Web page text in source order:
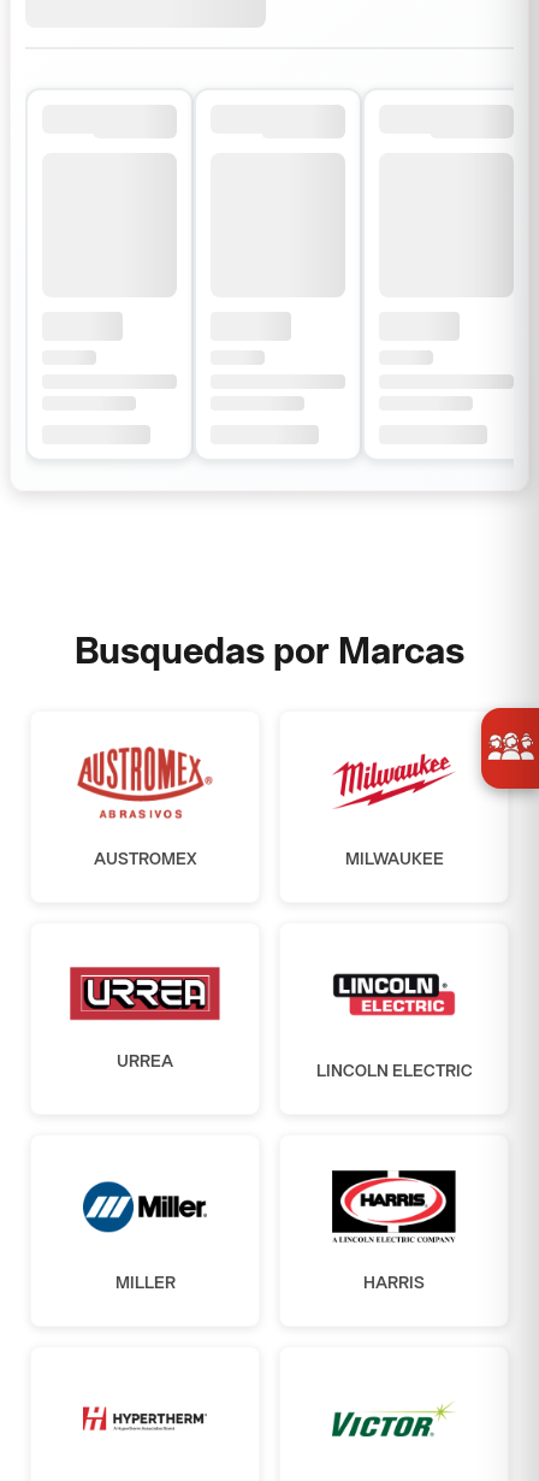
Busquedas por Marcas
AUSTROMEX MILWAUKEE
URREA LINCOLN ELECTRIC
MILLER HARRIS